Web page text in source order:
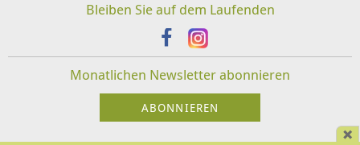
Bleiben Sie auf dem Laufenden
Monatlichen Newsletter abonnieren